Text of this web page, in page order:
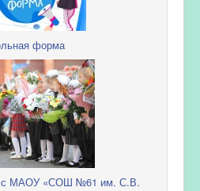
форма
МАОУ «СОШ №61 им. С.В.